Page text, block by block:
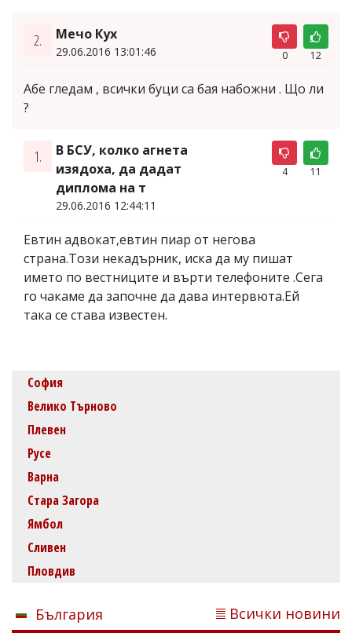
2. Мечо Кух
29.06.2016 13:01:46 0 12
Абе гледам , всички буци са бая набожни . Що ли
?
1.
В БСУ, колко агнета
изядоха, да дадат
диплома на т
29.06.2016 12:44:11
4 11
Евтин адвокат,евтин пиар от негова
страна.Този некадърник, иска да му пишат
името по вестниците и върти телефоните .Сега
го чакаме да започне да дава интервюта.Ей
така се става известен.
София
Велико Търново
Плевен
Русе
Варна
Стара Загора
Ямбол
Сливен
Пловдив
България Всички новини